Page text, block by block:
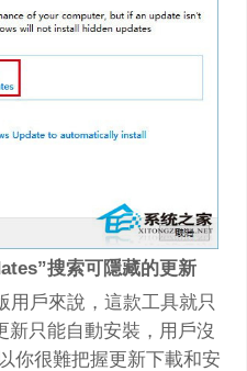
搜索可隱藏的更新
戶來說，這款工具就只
新只能自動安裝，用戶沒
你很難把握更新下載和安